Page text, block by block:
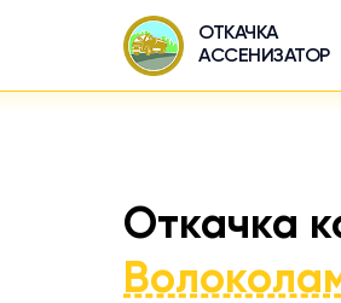
ОТКАЧКА
АССЕНИЗАТОР
Откачка